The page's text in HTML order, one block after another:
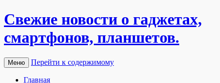
Свежие новости о гаджетах,
смартфонов, планшетов.
Меню Перейти к содержимому
Главная